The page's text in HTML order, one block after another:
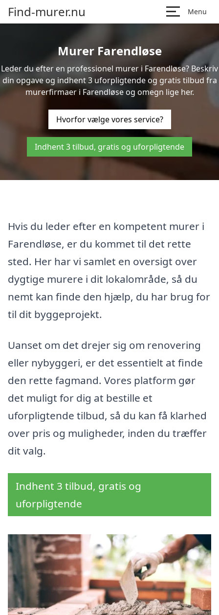
Find-murer.nu Menu
Murer Farendløse
Leder du efter en professionel murer i Farendløse? Beskriv
din opgave og indhent 3 uforpligtende og gratis tilbud fra
murerfirmaer i Farendløse og omegn lige her.
Hvorfor vælge vores service?
Indhent 3 tilbud, gratis og uforpligtende
Hvis du leder efter en kompetent murer i
Farendløse, er du kommet til det rette
sted. Her har vi samlet en oversigt over
dygtige murere i dit lokalområde, så du
nemt kan finde den hjælp, du har brug for
til dit byggeprojekt.
Uanset om det drejer sig om renovering
eller nybyggeri, er det essentielt at finde
den rette fagmand. Vores platform gør
det muligt for dig at bestille et
uforpligtende tilbud, så du kan få klarhed
over pris og muligheder, inden du træffer
dit valg.
Indhent 3 tilbud, gratis og
uforpligtende